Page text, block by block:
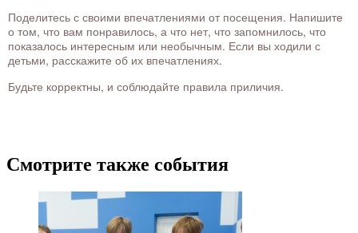
Поделитесь с своими впечатлениями от посещения. Напишите
о том, что вам понравилось, а что нет, что запомнилось, что
показалось интересным или необычным. Если вы ходили с
детьми, расскажите об их впечатлениях.
Будьте корректны, и соблюдайте правила приличия.
Смотрите также события